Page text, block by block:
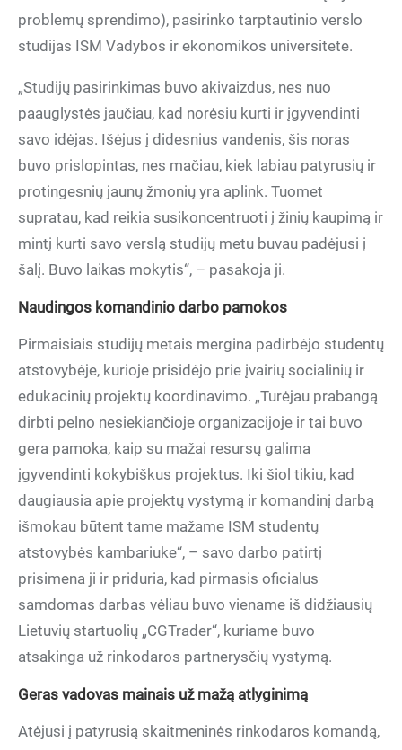
problemų sprendimo), pasirinko tarptautinio verslo
studijas ISM Vadybos ir ekonomikos universitete.
„Studijų pasirinkimas buvo akivaizdus, nes nuo
paauglystės jaučiau, kad norėsiu kurti ir įgyvendinti
savo idėjas. Išėjus į didesnius vandenis, šis noras
buvo prislopintas, nes mačiau, kiek labiau patyrusių ir
protingesnių jaunų žmonių yra aplink. Tuomet
supratau, kad reikia susikoncentruoti į žinių kaupimą ir
mintį kurti savo verslą studijų metu buvau padėjusi į
šalį. Buvo laikas mokytis“, – pasakoja ji.
Naudingos komandinio darbo pamokos
Pirmaisiais studijų metais mergina padirbėjo studentų
atstovybėje, kurioje prisidėjo prie įvairių socialinių ir
edukacinių projektų koordinavimo. „Turėjau prabangą
dirbti pelno nesiekiančioje organizacijoje ir tai buvo
gera pamoka, kaip su mažai resursų galima
įgyvendinti kokybiškus projektus. Iki šiol tikiu, kad
daugiausia apie projektų vystymą ir komandinį darbą
išmokau būtent tame mažame ISM studentų
atstovybės kambariuke“, – savo darbo patirtį
prisimena ji ir priduria, kad pirmasis oficialus
samdomas darbas vėliau buvo viename iš didžiausių
Lietuvių startuolių „CGTrader“, kuriame buvo
atsakinga už rinkodaros partnerysčių vystymą.
Geras vadovas mainais už mažą atlyginimą
Atėjusi į patyrusią skaitmeninės rinkodaros komandą,